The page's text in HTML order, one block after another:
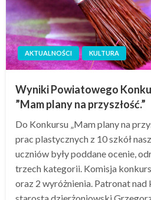
AKTUALNOŚCI KULTURA
Wyniki Powiatowego
”Mam plany na przyszłość.”
Do Konkursu „Mam plany na
prac plastycznych z 10 szkół
uczniów były poddane ocenie,
trzech kategorii. Komisja
oraz 2 wyróżnienia. Patronat nad
starosta dzierżoniowski